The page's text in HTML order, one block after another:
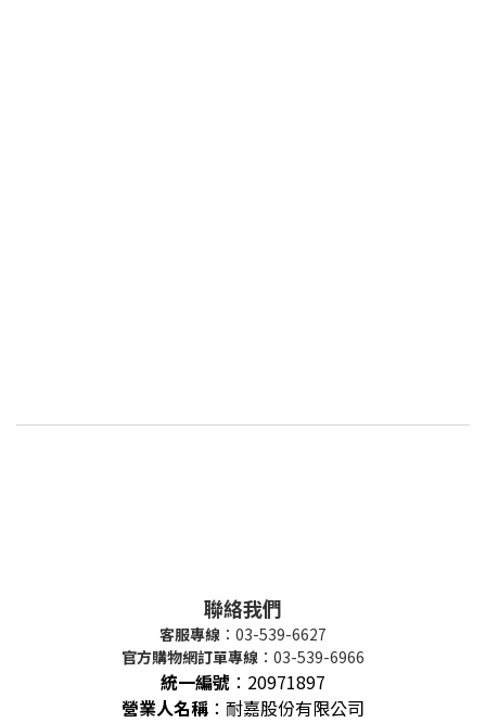
聯絡我們
客服專線 ：03-539-6627
官方購物網訂單專線 ：03-539-6966
統一編號 ： 20971897
營業人名稱 ：耐嘉股份有限公司